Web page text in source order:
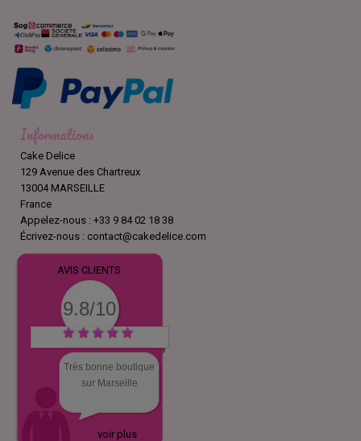
Informations
Cake Delice
129 Avenue des Chartreux
13004 MARSEILLE
France
Appelez-nous : +33 9 84 02 18 38
Écrivez-nous : contact@cakedelice.com
AVIS CLIENTS
9.8/10
Très bonne boutique
sur Marseille
voir plus